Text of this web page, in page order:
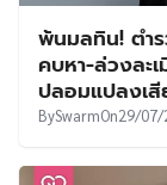
พ้นมลทิน! ตำ
คบหา-ล่วงละ
ปลอมแปลงเ
BySwarmOn29/07/